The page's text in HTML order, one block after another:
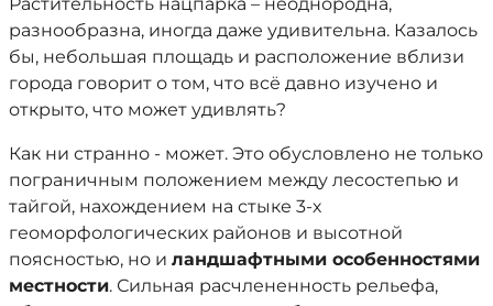
разнообразна, иногда даже удивительна. Казалось
бы, небольшая площадь и расположение вблизи
города говорит о том, что всё давно изучено и
открыто, что может удивлять?
Как ни странно - может. Это обусловлено не только
пограничным положением между лесостепью и
тайгой, нахождением на стыке 3-х
геоморфологических районов и высотной
поясностью, но и ландшафтными особенностями
местности. Сильная расчлененность рельефа,